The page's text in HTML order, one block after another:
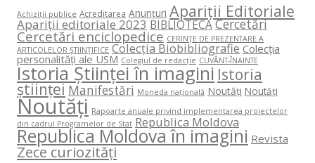
Achiziții publice Acreditarea Anunțuri Apariții Editoriale
Apariții editoriale 2023 BIBLIOTECACercetări
Cercetări enciclopedice CERINŢE DE PREZENTARE A
ARTICOLELOR ŞTIINŢIFICE Colecția Biobibliografie Colecția
personalități ale USM Colegiul de redacție CUVÂNT-ÎNAINTE
Istoria Științei în imagini Istoria
științei Manifestări Moneda națională Noutăți Noutăți
Noutăți Rapoarte anuale privind implementarea proiectelor
din cadrul Programelor de Stat Republica Moldova
Republica Moldova în imagini Revista
Zece curiozități